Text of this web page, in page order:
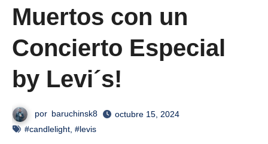
Muertos con un
Concierto Especial
by Levi´s!
por baruchinsk8
octubre 15, 2024
#candlelight #levis